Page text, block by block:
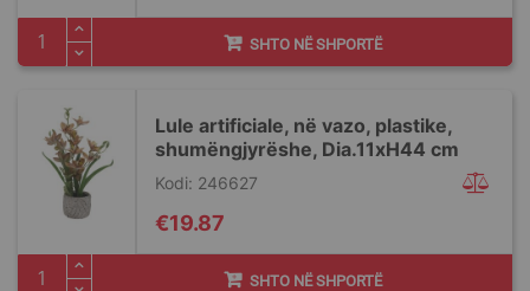
SHTO NË SHPORTË
Lule artificiale, në vazo, plastike,
shumëngjyrëshe, Dia.11xH44 cm
Kodi: 246627
€19.87
SHTO NË SHPORTË